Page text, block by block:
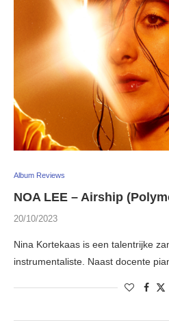
Album Reviews
NOA LEE – Airship
20/10/2023
Nina Kortekaas is een talentrijke
instrumentaliste. Naast docente